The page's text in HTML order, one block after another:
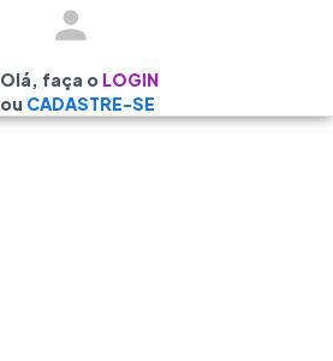
Olá, faça o LOGIN
ou CADASTRE-SE